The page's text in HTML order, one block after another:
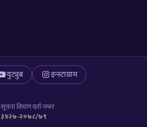
युट्युब इन्स्टाग्राम
सूचना विभाग दर्ता नम्बर
३४२७-२०७८/७९